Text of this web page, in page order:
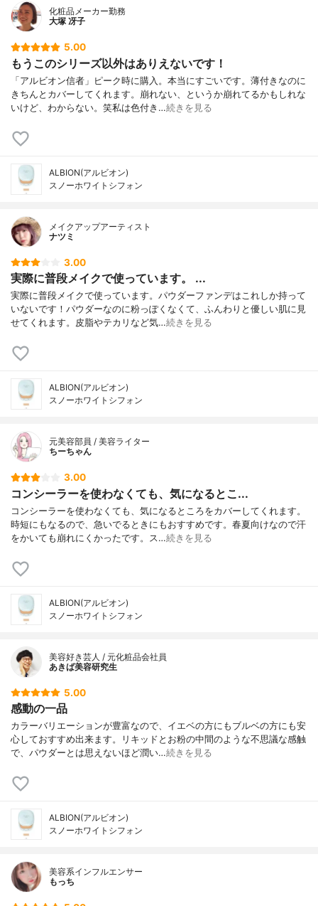
化粧品メーカー勤務
大塚 冴子
5.00
もうこのシリーズ以外はありえないです！
「アルビオン信者」ピーク時に購入。本当にすごいです。薄付きなのに
きちんとカバーしてくれます。崩れない、というか崩れてるかもしれな
いけど、わからない。笑私は色付き…続きを見る
ALBION(アルビオン)
スノーホワイトシフォン
メイクアップアーティスト
ナツミ
3.00
実際に普段メイクで使っています。 ...
実際に普段メイクで使っています。パウダーファンデはこれしか持って
いないです！パウダーなのに粉っぽくなくて、ふんわりと優しい肌に見
せてくれます。皮脂やテカリなど気…続きを見る
ALBION(アルビオン)
スノーホワイトシフォン
元美容部員 / 美容ライター
ちーちゃん
3.00
コンシーラーを使わなくても、気になるとこ...
コンシーラーを使わなくても、気になるところをカバーしてくれます。
時短にもなるので、急いでるときにもおすすめです。春夏向けなので汗
をかいても崩れにくかったです。ス…続きを見る
ALBION(アルビオン)
スノーホワイトシフォン
美容好き芸人 / 元化粧品会社員
あきば美容研究生
5.00
感動の一品
カラーバリエーションが豊富なので、イエベの方にもブルベの方にも安
心しておすすめ出来ます。リキッドとお粉の中間のような不思議な感触
で、パウダーとは思えないほど潤い…続きを見る
ALBION(アルビオン)
スノーホワイトシフォン
美容系インフルエンサー
もっち